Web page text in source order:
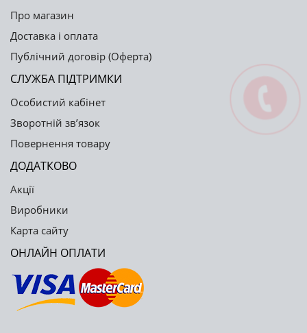
Про магазин
Доставка і оплата
Публічний договір (Оферта)
СЛУЖБА ПІДТРИМКИ
Особистий кабінет
Зворотній зв’язок
Повернення товару
ДОДАТКОВО
Акції
Виробники
Карта сайту
ОНЛАЙН ОПЛАТИ